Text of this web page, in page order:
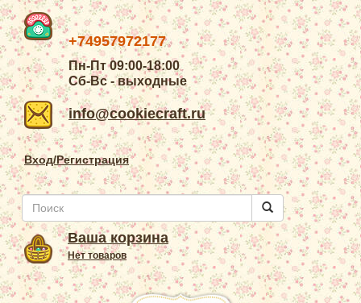
+74957972177
Пн-Пт 09:00-18:00
Сб-Вс - выходные
info@cookiecraft.ru
Вход/Регистрация
Ваша корзина
Нет товаров